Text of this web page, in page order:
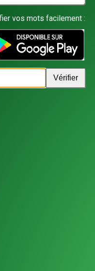
vos mots facilement :